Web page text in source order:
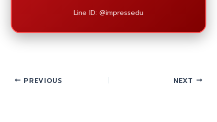
Line ID: @impressedu
PREVIOUS NEXT